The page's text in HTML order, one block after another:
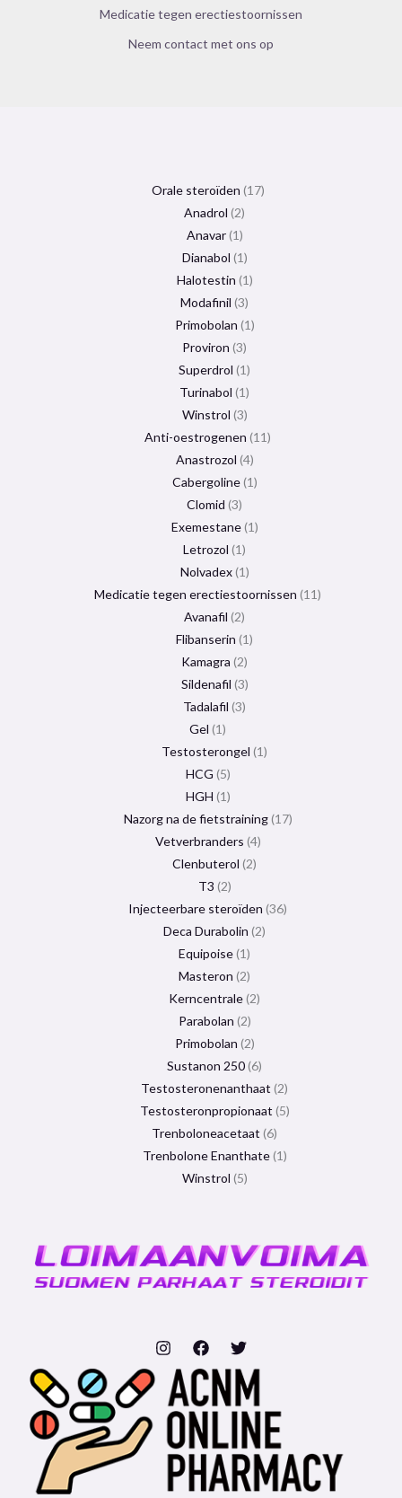
Medicatie tegen erectiestoornissen
Neem contact met ons op
Orale steroïden 17
Anadrol 2
Anavar 1
Dianabol 1
Halotestin 1
Modafinil 3
Primobolan 1
Proviron 3
Superdrol 1
Turinabol 1
Winstrol 3
Anti-oestrogenen 11
Anastrozol 4
Cabergoline 1
Clomid 3
Exemestane 1
Letrozol 1
Nolvadex 1
Medicatie tegen erectiestoornissen 11
Avanafil 2
Flibanserin 1
Kamagra 2
Sildenafil 3
Tadalafil 3
Gel 1
Testosterongel 1
HCG 5
HGH 1
Nazorg na de fietstraining 17
Vetverbranders 4
Clenbuterol 2
T3 2
Injecteerbare steroïden 36
Deca Durabolin 2
Equipoise 1
Masteron 2
Kerncentrale 2
Parabolan 2
Primobolan 2
Sustanon 250 6
Testosteronenanthaat 2
Testosteronpropionaat 5
Trenboloneacetaat 6
Trenbolone Enanthate 1
Winstrol 5